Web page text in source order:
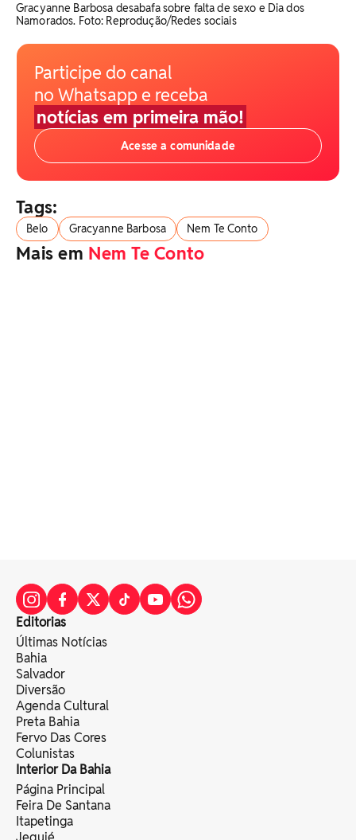
Gracyanne Barbosa desabafa sobre falta de sexo e Dia dos
Namorados. ​Foto: Reprodução/Redes sociais
Participe do canal
no Whatsapp e receba
notícias em primeira mão!
Acesse a comunidade
Tags:
Belo Gracyanne Barbosa Nem Te Conto
Mais em Nem Te Conto
Editorias
Últimas Notícias
Bahia
Salvador
Diversão
Agenda Cultural
Preta Bahia
Fervo Das Cores
Colunistas
Interior Da Bahia
Página Principal
Feira De Santana
Itapetinga